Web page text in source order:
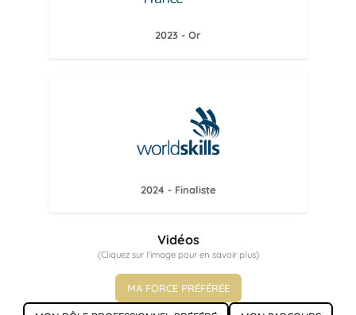
2023 - Or
2024 - Finaliste
Vidéos
(Cliquez sur l'image pour en savoir plus)
MA FORCE PRÉFÉRÉE